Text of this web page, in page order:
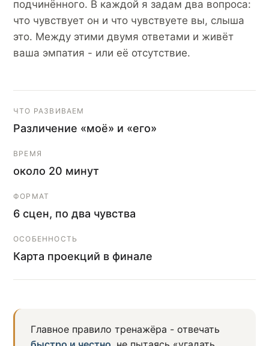
подчинённого. В каждой я задам два вопроса:
что чувствует он и что чувствуете вы, слыша
это. Между этими двумя ответами и живёт
ваша эмпатия - или её отсутствие.
ЧТО РАЗВИВАЕМ
Различение «моё» и «его»
ВРЕМЯ
около 20 минут
ФОРМАТ
6 сцен, по два чувства
ОСОБЕННОСТЬ
Карта проекций в финале
Главное правило тренажёра - отвечать